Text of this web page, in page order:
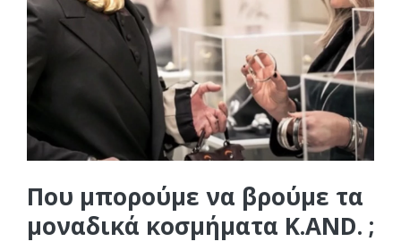
Που μπορούμε να βρούμε τα
μοναδικά κοσμήματα K.AND. ;